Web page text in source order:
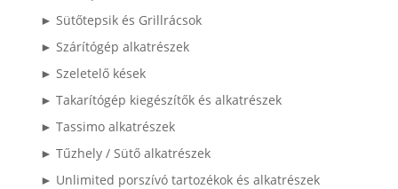
► Sütőtepsik és Grillrácsok
► Szárítógép alkatrészek
► Szeletelő kések
► Takarítógép kiegészítők és alkatrészek
► Tassimo alkatrészek
► Tűzhely / Sütő alkatrészek
► Unlimited porszívó tartozékok és alkatrészek